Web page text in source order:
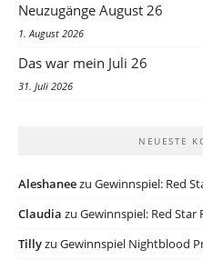
Neuzugänge August 26
1. August 2026
Das war mein Juli 26
31. Juli 2026
NEUESTE
Aleshaneezu Gewinnspiel: Red
Claudia zu Gewinnspiel: Red Star
Tillyzu Gewinnspiel Nightblood